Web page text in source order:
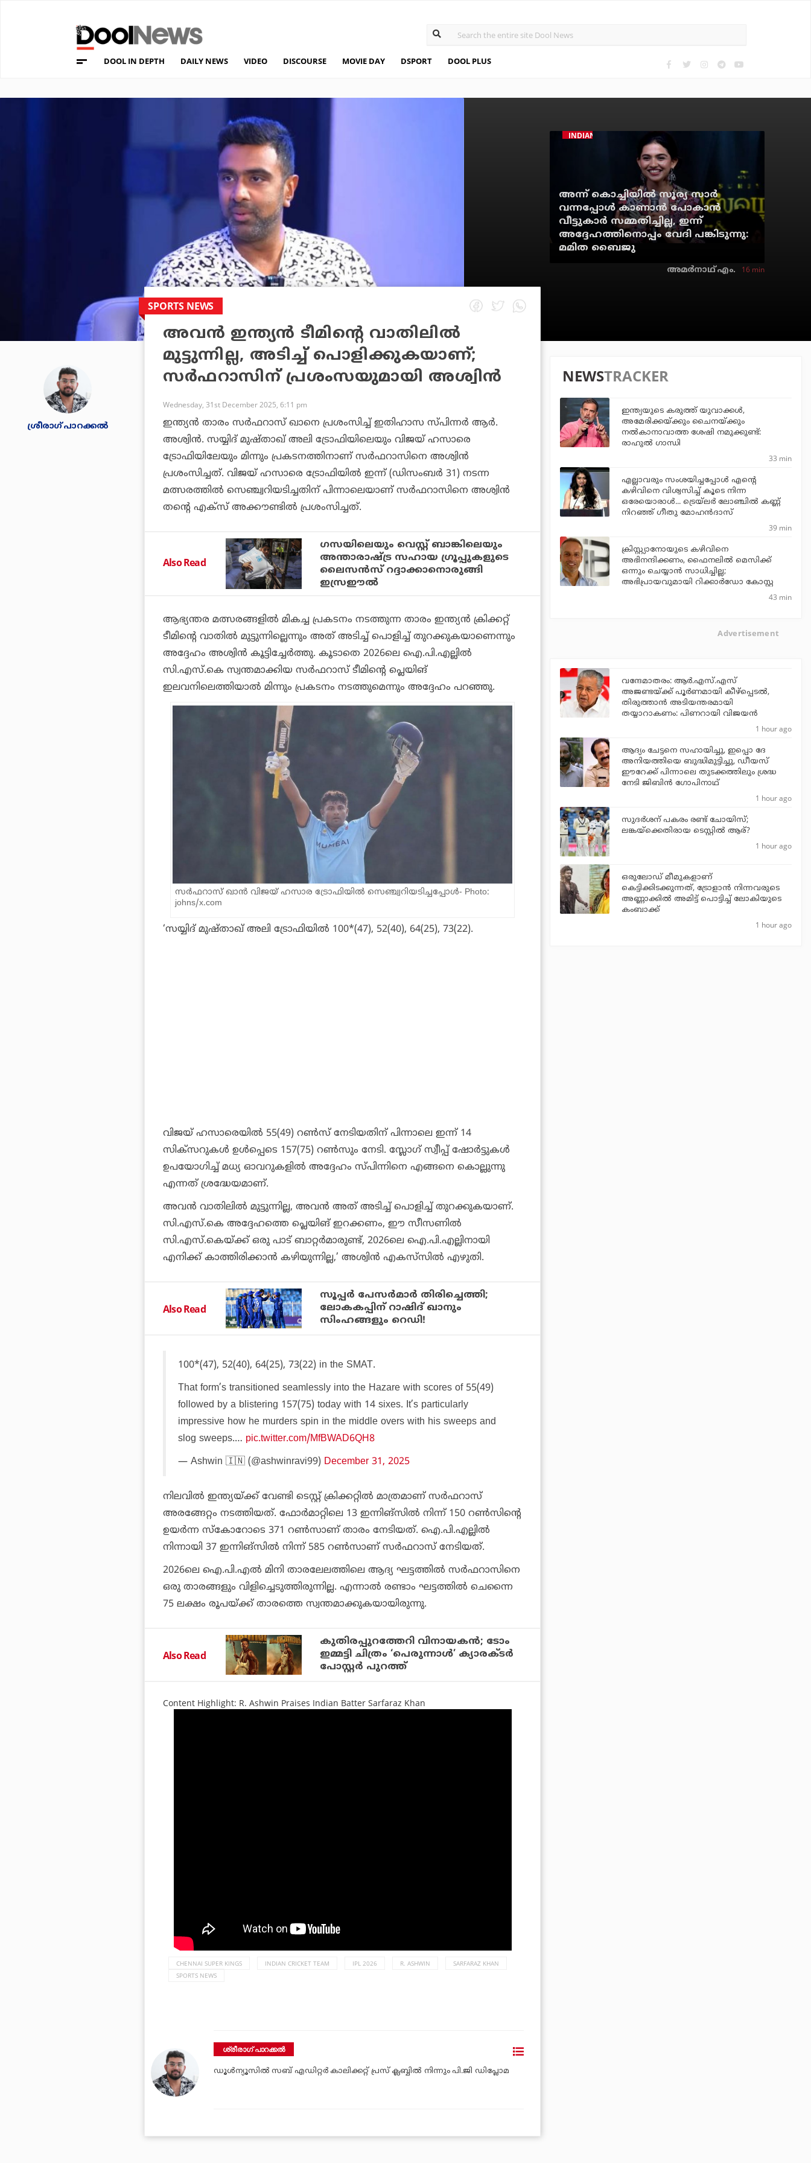
DOOL IN DEPTH DAILY NEWS VIDEO DISCOURSE MOVIE DAY DSPORT DOOL PLUS
INDIAN CINEMA
അന്ന് കൊച്ചിയില്‍ സൂര്യ സാര്‍
വന്നപ്പോള്‍ കാണാന്‍ പോകാന്‍
വീട്ടുകാര്‍ സമ്മതിച്ചില്ല, ഇന്ന്
അദ്ദേഹത്തിനൊപ്പം വേദി പങ്കിടുന്നു:
മമിത ബൈജു
അമര്‍നാഥ് എം. 16 min
ശ്രീരാഗ് പാറക്കല്‍
SPORTS NEWS
അവന്‍ ഇന്ത്യന്‍ ടീമിന്റെ വാതിലില്‍
മുട്ടുന്നില്ല, അടിച്ച് പൊളിക്കുകയാണ്;
സര്‍ഫറാസിന് പ്രശംസയുമായി അശ്വിന്‍
Wednesday, 31st December 2025, 6:11 pm
ഇന്ത്യന്‍ താരം സര്‍ഫറാസ് ഖാനെ പ്രശംസിച്ച് ഇതിഹാസ സ്പിന്നര്‍ ആര്‍.
അശ്വിന്‍. സയ്യിദ് മുഷ്താഖ് അലി ട്രോഫിയിലെയും വിജയ് ഹസാരെ
ട്രോഫിയിലേയും മിന്നും പ്രകടനത്തിനാണ് സര്‍ഫറാസിനെ അശ്വിന്‍
പ്രശംസിച്ചത്. വിജയ് ഹസാരെ ട്രോഫിയില്‍ ഇന്ന് (ഡിസംബര്‍ 31) നടന്ന
മത്സരത്തില്‍ സെഞ്ച്വറിയടിച്ചതിന് പിന്നാലെയാണ് സര്‍ഫറാസിനെ അശ്വിന്‍
തന്റെ എക്‌സ് അക്കൗണ്ടില്‍ പ്രശംസിച്ചത്.
Also Read
ഗസയിലെയും വെസ്റ്റ് ബാങ്കിലെയും
അന്താരാഷ്ട്ര സഹായ ഗ്രൂപ്പുകളുടെ
ലൈസന്‍സ് റദ്ദാക്കാനൊരുങ്ങി
ഇസ്രഈല്‍
ആഭ്യന്തര മത്സരങ്ങളില്‍ മികച്ച പ്രകടനം നടത്തുന്ന താരം ഇന്ത്യന്‍ ക്രിക്കറ്റ്
ടീമിന്റെ വാതില്‍ മുട്ടുന്നില്ലെന്നും അത് അടിച്ച് പൊളിച്ച് തുറക്കുകയാണെന്നും
അദ്ദേഹം അശ്വിന്‍ കൂട്ടിച്ചേര്‍ത്തു. കൂടാതെ 2026ലെ ഐ.പി.എല്ലില്‍
സി.എസ്.കെ സ്വന്തമാക്കിയ സര്‍ഫറാസ് ടീമിന്റെ പ്ലെയിങ്
ഇലവനിലെത്തിയാല്‍ മിന്നും പ്രകടനം നടത്തുമെന്നും അദ്ദേഹം പറഞ്ഞു.
സര്‍ഫറാസ് ഖാന്‍ വിജയ് ഹസാര ട്രോഫിയില്‍ സെഞ്ച്വറിയടിച്ചപ്പോള്‍- Photo:
johns/x.com
‘സയ്യിദ് മുഷ്താഖ് അലി ട്രോഫിയില്‍ 100*(47), 52(40), 64(25), 73(22).
വിജയ് ഹസാരെയില്‍ 55(49) റണ്‍സ് നേടിയതിന് പിന്നാലെ ഇന്ന് 14
സിക്‌സറുകള്‍ ഉള്‍പ്പെടെ 157(75) റണ്‍സും നേടി. സ്ലോഗ് സ്വീപ്പ് ഷോര്‍ട്ടുകള്‍
ഉപയോഗിച്ച് മധ്യ ഓവറുകളില്‍ അദ്ദേഹം സ്പിന്നിനെ എങ്ങനെ കൊല്ലുന്നു
എന്നത് ശ്രദ്ധേയമാണ്.
അവന്‍ വാതിലില്‍ മുട്ടുന്നില്ല, അവന്‍ അത് അടിച്ച് പൊളിച്ച് തുറക്കുകയാണ്.
സി.എസ്.കെ അദ്ദേഹത്തെ പ്ലെയിങ് ഇറക്കണം, ഈ സീസണില്‍
സി.എസ്.കെയ്ക്ക് ഒരു പാട് ബാറ്റര്‍മാരുണ്ട്, 2026ലെ ഐ.പി.എല്ലിനായി
എനിക്ക് കാത്തിരിക്കാന്‍ കഴിയുന്നില്ല,’ അശ്വിന്‍ എകസ്‌സില്‍ എഴുതി.
Also Read
സൂപ്പര്‍ പേസര്‍മാര്‍ തിരിച്ചെത്തി;
ലോകകപ്പിന് റാഷിദ് ഖാനും
സിംഹങ്ങളും റെഡി!
100*(47), 52(40), 64(25), 73(22) in the SMAT.
That form’s transitioned seamlessly into the Hazare with scores of 55(49)
followed by a blistering 157(75) today with 14 sixes. It’s particularly
impressive how he murders spin in the middle overs with his sweeps and
slog sweeps.… pic.twitter.com/MfBWAD6QH8
— Ashwin 🇮🇳 (@ashwinravi99) December 31, 2025
നിലവില്‍ ഇന്ത്യയ്ക്ക് വേണ്ടി ടെസ്റ്റ് ക്രിക്കറ്റില്‍ മാത്രമാണ് സര്‍ഫറാസ്
അരങ്ങേറ്റം നടത്തിയത്. ഫോര്‍മാറ്റിലെ 13 ഇന്നിങ്‌സില്‍ നിന്ന് 150 റണ്‍സിന്റെ
ഉയര്‍ന്ന സ്‌കോറോടെ 371 റണ്‍സാണ് താരം നേടിയത്. ഐ.പി.എല്ലില്‍
നിന്നായി 37 ഇന്നിങ്‌സില്‍ നിന്ന് 585 റണ്‍സാണ് സര്‍ഫറാസ് നേടിയത്.
2026ലെ ഐ.പി.എല്‍ മിനി താരലേലത്തിലെ ആദ്യ ഘട്ടത്തില്‍ സര്‍ഫറാസിനെ
ഒരു താരങ്ങളും വിളിച്ചെടുത്തിരുന്നില്ല. എന്നാല്‍ രണ്ടാം ഘട്ടത്തില്‍ ചെന്നൈ
75 ലക്ഷം രൂപയ്ക്ക് താരത്തെ സ്വന്തമാക്കുകയായിരുന്നു.
Also Read
കുതിരപ്പുറത്തേറി വിനായകന്‍; ടോം
ഇമ്മട്ടി ചിത്രം ‘പെരുന്നാള്‍’ ക്യാരക്ടര്‍
പോസ്റ്റര്‍ പുറത്ത്
Content Highlight: R. Ashwin Praises Indian Batter Sarfaraz Khan
CHENNAI SUPER KINGS INDIAN CRICKET TEAM IPL 2026 R. ASHWIN
SARFARAZ KHAN
SPORTS NEWS
ശ്രീരാഗ് പാറക്കല്‍
ഡൂള്‍ന്യൂസില്‍ സബ് എഡിറ്റര്‍ കാലിക്കറ്റ് പ്രസ് ക്ലബ്ബില്‍ നിന്നും പി.ജി ഡിപ്ലോമ
NEWSTRACKER
ഇന്ത്യയുടെ കരുത്ത് യുവാക്കള്‍,
അമേരിക്കയ്ക്കും ചൈനയ്ക്കും
നല്‍കാനാവാത്ത ശേഷി നമുക്കുണ്ട്:
രാഹുല്‍ ഗാന്ധി
33 min
എല്ലാവരും സംശയിച്ചപ്പോള്‍ എന്റെ
കഴിവിനെ വിശ്വസിച്ച് കൂടെ നിന്ന
ഒരേയൊരാള്‍... ട്രെയ്‌ലര്‍ ലോഞ്ചില്‍ കണ്ണ്
നിറഞ്ഞ് ഗീതു മോഹന്‍ദാസ്
39 min
ക്രിസ്റ്റ്യാനോയുടെ കഴിവിനെ
അഭിനന്ദിക്കണം, ഫൈനലില്‍ മെസിക്ക്
ഒന്നും ചെയ്യാന്‍ സാധിച്ചില്ല;
അഭിപ്രായവുമായി റിക്കാര്‍ഡോ കോസ്റ്റ
43 min
Advertisement
വന്ദേമാതരം: ആര്‍.എസ്.എസ്
അജണ്ടയ്ക്ക് പൂര്‍ണമായി കീഴ്‌പ്പെടല്‍,
തിരുത്താന്‍ അടിയന്തരമായി
തയ്യാറാകണം: പിണറായി വിജയന്‍
1 hour ago
ആദ്യം ചേട്ടനെ സഹായിച്ചു, ഇപ്പൊ ദേ
അനിയത്തിയെ ബുദ്ധിമുട്ടിച്ചു, ഡീയസ്
ഈറേക്ക് പിന്നാലെ തുടക്കത്തിലും ശ്രദ്ധ
നേടി ജിബിന്‍ ഗോപിനാഥ്
1 hour ago
സുദര്‍ശന് പകരം രണ്ട് ചോയിസ്;
ലങ്കയ്‌ക്കെതിരായ ടെസ്റ്റില്‍ ആര്?
1 hour ago
ഒരുലോഡ് മീമുകളാണ്
കെട്ടിക്കിടക്കുന്നത്, ട്രോളാന്‍ നിന്നവരുടെ
അണ്ണാക്കില്‍ അമിട്ട് പൊട്ടിച്ച് ലോകിയുടെ
കംബാക്ക്
1 hour ago